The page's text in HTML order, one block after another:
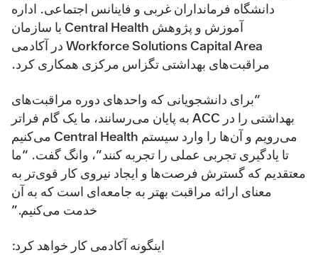
دانشگاه فرمانداران غربی و فاینانس اجتماعی. اداره
آموزش و پژوهش Central Health با سازمان
Workforce Solutions Capital Area در آکادمی
مراقبت‌های بهداشتی تگزاس مرکزی همکاری کرد.
“برای دانشجویانی که واحدهای دوره مراقبت‌های
بهداشتی را در ACC به پایان می‌رسانند، ما یک گام فراتر
می‌رویم و آن‌ها را وارد سیستم Central Health می‌کنیم
تا یادگیری تجربی عملی را تجربه کنند”، وانگ گفت. “ما
معتقدیم که گسترش فرصت‌ها و ایجاد نیروی کار قوی‌تر به
معنای ارائه مراقبت بهتر به جامعه‌ای است که به آن
خدمت می‌کنیم.”
اینگونه آکادمی کار خواهد کرد: